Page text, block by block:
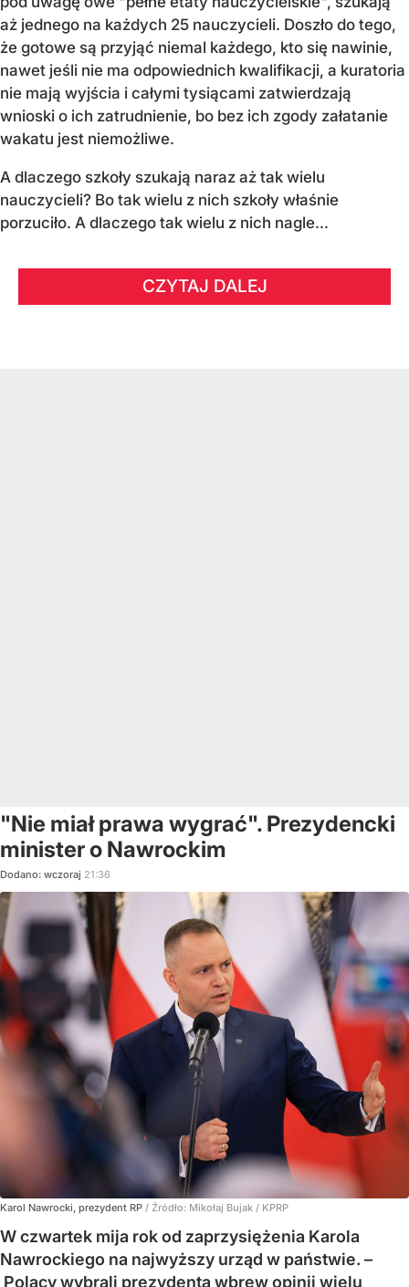
aż jednego na każdych 25 nauczycieli. Doszło do tego,
że gotowe są przyjąć niemal każdego, kto się nawinie,
nawet jeśli nie ma odpowiednich kwalifikacji, a kuratoria
nie mają wyjścia i całymi tysiącami zatwierdzają
wnioski o ich zatrudnienie, bo bez ich zgody załatanie
wakatu jest niemożliwe.
A dlaczego szkoły szukają naraz aż tak wielu
nauczycieli? Bo tak wielu z nich szkoły właśnie
porzuciło. A dlaczego tak wielu z nich nagle...
CZYTAJ DALEJ
"Nie miał prawa wygrać". Prezydencki
minister o Nawrockim
Dodano: wczoraj 21:36
Karol Nawrocki, prezydent RP / Źródło: Mikołaj Bujak / KPRP
W czwartek mija rok od zaprzysiężenia Karola
Nawrockiego na najwyższy urząd w państwie. –
Polacy wybrali prezydenta wbrew opinii wielu